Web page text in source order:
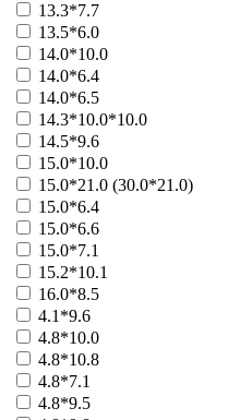
фонд содействия
21052 -
21053 -
21054 -
21055 - Боулинг
21056 - Покер
41105 - Как карты
41057 -
31002 -
41072 - Кошки-
41073 - Кошки-
21039 - Самбо
21044 - Пари (600)
21045 - Пари (400)
21046 - Пари (300)
21048 -
21049 -
13.3*7.7
13.5*6.0
14.0*10.0
14.0*6.4
14.0*6.5
14.3*10.0*10.0
14.5*9.6
15.0*10.0
15.0*21.0 (30.0*21.0)
15.0*6.4
15.0*6.6
15.0*7.1
15.2*10.1
16.0*8.5
4.1*9.6
4.8*10.0
4.8*10.8
4.8*7.1
4.8*9.5